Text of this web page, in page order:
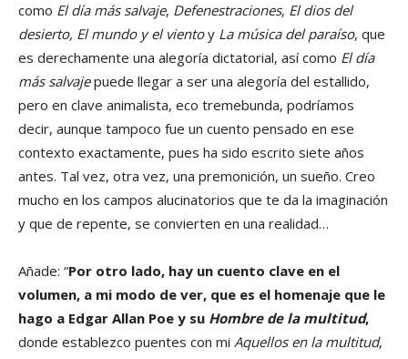
como El día más salvaje, Defenestraciones, El dios del
desierto, El mundo y el vientoy La música del paraíso, que
es derechamente una alegoría dictatorial, así como El día
más salvajepuede llegar a ser una alegoría del estallido,
pero en clave animalista, eco tremebunda, podríamos
decir, aunque tampoco fue un cuento pensado en ese
contexto exactamente, pues ha sido escrito siete años
antes. Tal vez, otra vez, una premonición, un sueño. Creo
mucho en los campos alucinatorios que te da la imaginación
y que de repente, se convierten en una realidad…
Añade: “Por otro lado, hay un cuento clave en el
volumen, a mi modo de ver, que es el homenaje que le
hago a Edgar Allan Poe y su Hombre de la multitud,
donde establezco puentes con mi Aquellos en la multitud,